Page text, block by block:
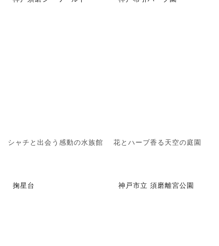
シャチと出会う感動の水族館 花とハーブ香る天空の庭園
掬星台 神戸市立 須磨離宮公園